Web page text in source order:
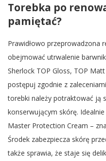
Torebka po
pamiętać?
Prawidłowo przeprowadzona
obejmować utrwalenie
Sherlock TOP Gloss, TOP
postępuj zgodnie z
torebki należy potraktować ją
konserwującym skórę.
Master Protection Cream –
Środek zabezpiecza skórę
także sprawia, że staje się